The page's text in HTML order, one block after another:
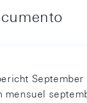
September
mensuel